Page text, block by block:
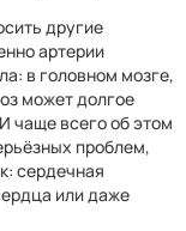
другие
артерии
в головном мозге,
может долгое
чаще всего об этом
проблем,
сердечная
или даже